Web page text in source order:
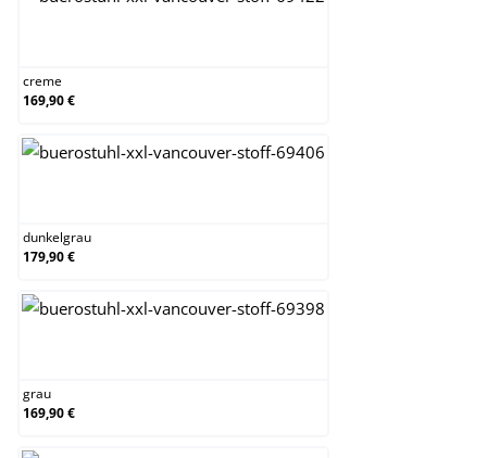
creme
169,90 €
dunkelgrau
179,90 €
grau
169,90 €